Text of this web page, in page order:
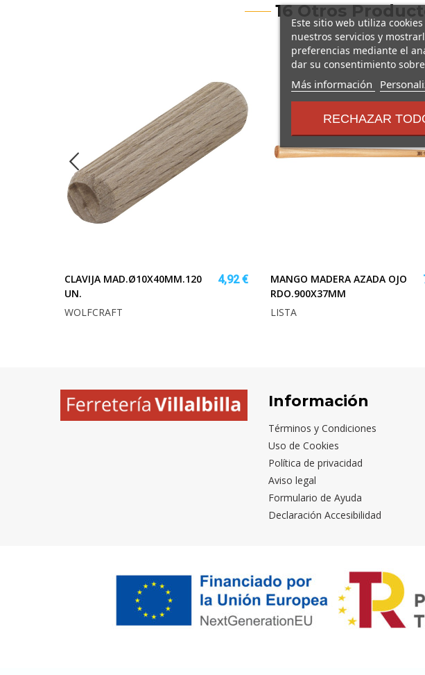
16 Otros
CLAVIJA MAD.Ø10X40MM.120
UN.
4,92 €
WOLFCRAFT
MANGO MADERA AZADA OJO
RDO.900X37MM
LISTA
Información
Términos y Condiciones
Uso de Cookies
Política de privacidad
Aviso legal
Formulario de Ayuda
Declaración Accesibilidad
Este sitio web utiliza
nuestros servicios y
preferencias mediante el
dar su consentimiento
Más información
sobre
términos
y
RECHAZAR